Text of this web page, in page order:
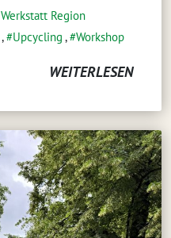
Werkstatt Region
, Upcycling , Workshop
WEITERLESEN